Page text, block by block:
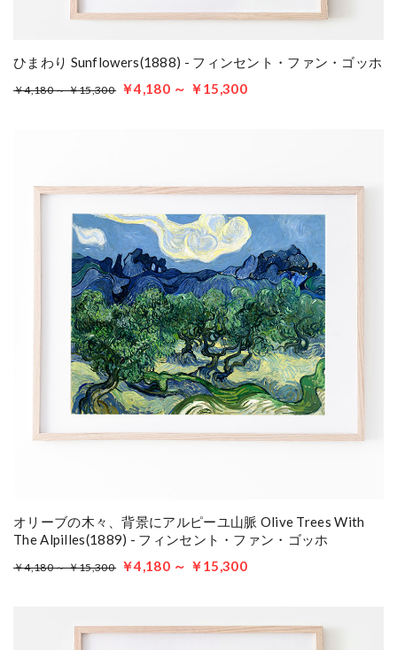
ひまわり Sunflowers(1888) - フィンセント・ファン・ゴッホ
￥4,180 ～ ￥15,300 ￥4,180 ～ ￥15,300
オリーブの木々、背景にアルピーユ山脈 Olive Trees With
The Alpilles(1889) - フィンセント・ファン・ゴッホ
￥4,180 ～ ￥15,300 ￥4,180 ～ ￥15,300